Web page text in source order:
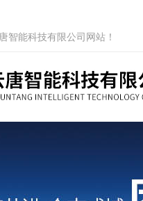
智能科技有限公司网站！